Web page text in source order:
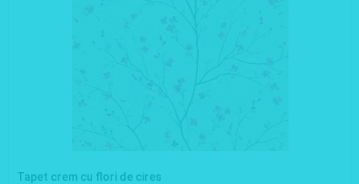
Tapet crem cu flori de cires